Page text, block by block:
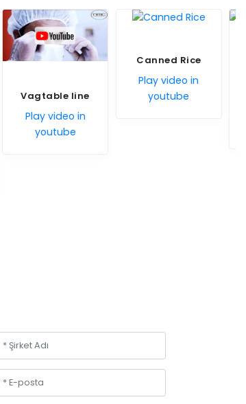
Canned Rice
youtube
Automatic Steam
Peeler